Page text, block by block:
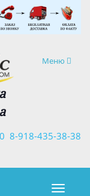
Навигация
Меню
8-918-435-38-38
×